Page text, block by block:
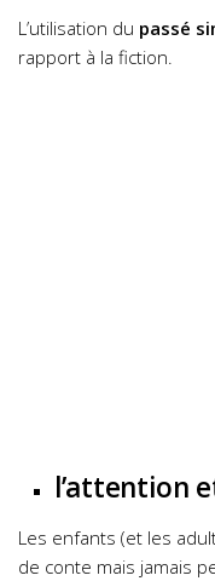
L’utilisation du passé
rapport à la fiction.
l’attention
Les enfants (et les
de conte mais jamais